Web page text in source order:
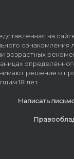
на
ознакомления
возрастных
решение о
18 лет.
Написать